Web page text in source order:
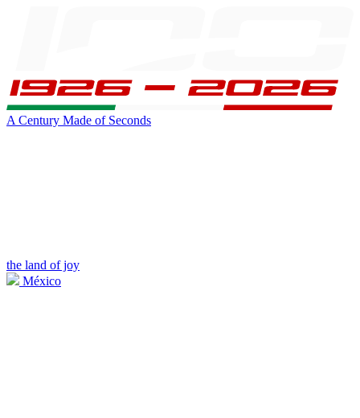
A Century Made of Seconds
the land of joy
México